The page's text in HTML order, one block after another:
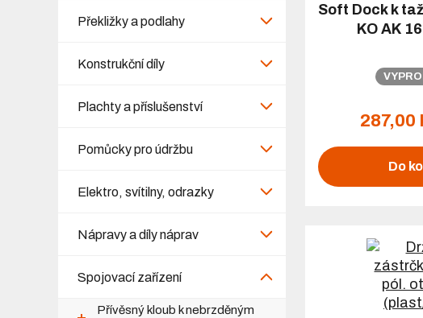
Překližky a podlahy
Konstrukční díly
Plachty a příslušenství
Pomůcky pro údržbu
Elektro, svítilny, odrazky
Nápravy a díly náprav
Spojovací zařízení
Přívěsný kloub k nebrzděným
Soft Dock k
KO AK
287,00
Do